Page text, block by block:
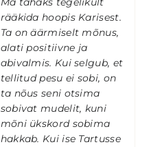
rääkida hoopis Karisest.
Ta on äärmiselt mõnus,
alati positiivne ja
abivalmis. Kui selgub, et
tellitud pesu ei sobi, on
ta nõus seni otsima
sobivat mudelit, kuni
mõni ükskord sobima
hakkab. Kui ise Tartusse